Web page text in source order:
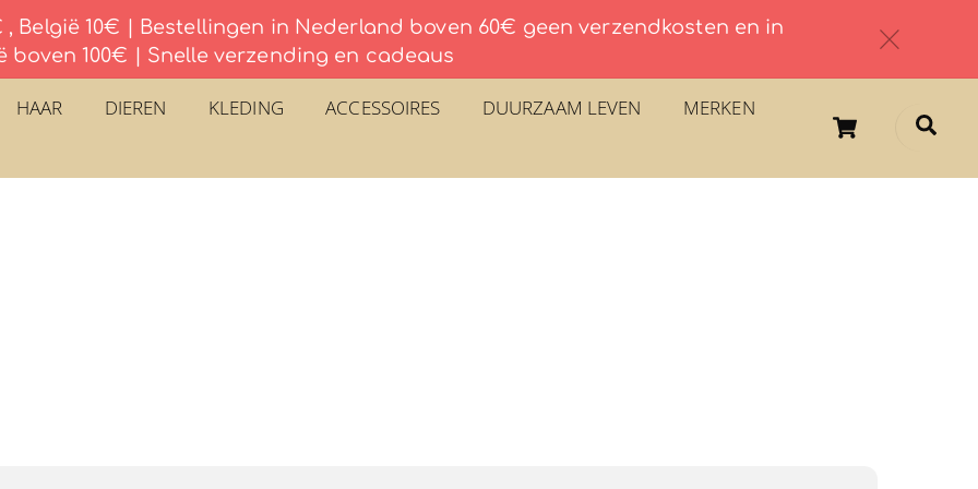
België 10€ | Bestellingen in Nederland boven 60€ geen verzendkosten en in
boven 100€ | Snelle verzending en cadeaus
c
Cart
HAAR DIEREN KLEDING ACCESSOIRES DUURZAAM LEVEN MERKEN